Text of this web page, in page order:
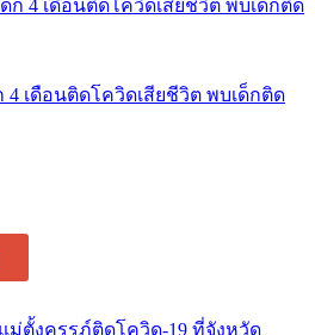
4 เดือนติดโควิดเสียชีวิต พบเด็กติด